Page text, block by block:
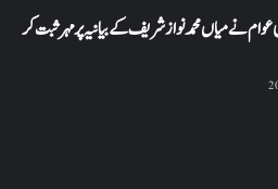
عوام نے میاں محمد نواز شریف کے بیانیہ پر مہر ثبت کر